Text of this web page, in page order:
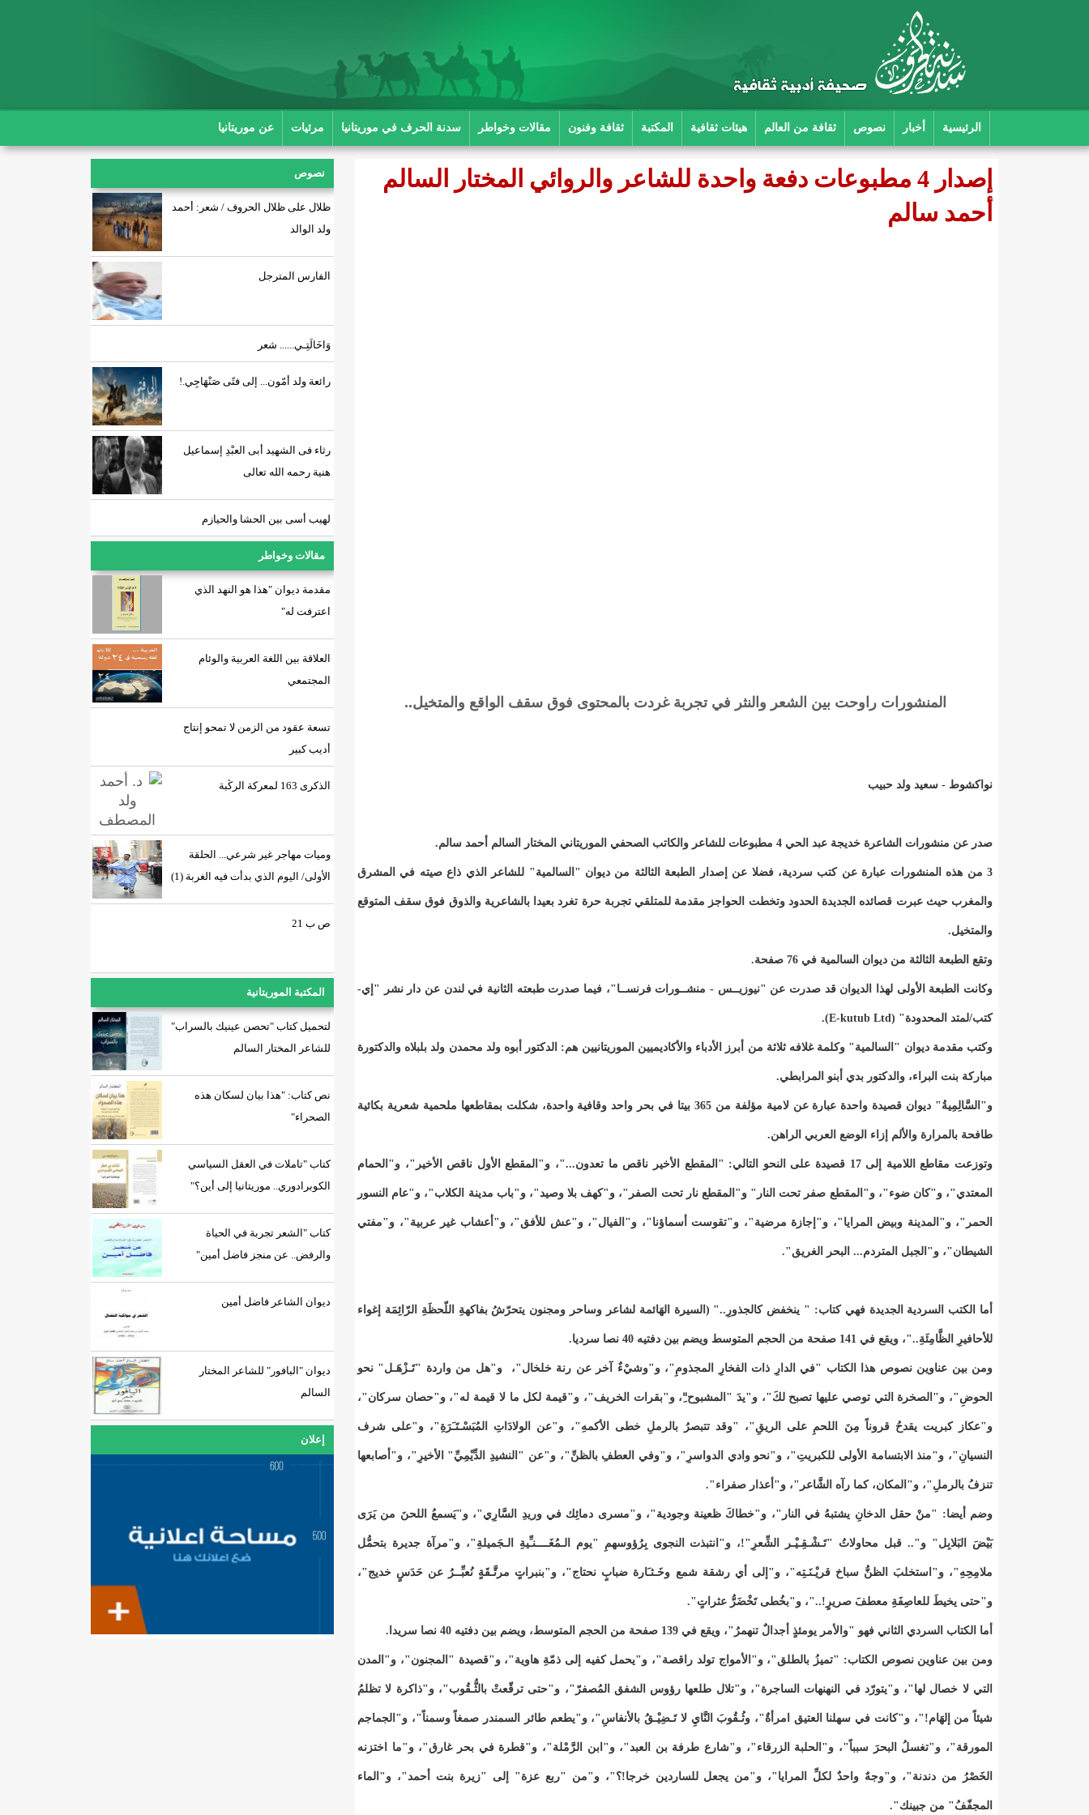
الرئيسية أخبار نصوص ثقافة من العالم هيئات ثقافية المكتبة ثقافة وفنون مقالات وخواطر سدنة الحرف في موريتانيا مرئيات عن موريتانيا
نصوص
ظلال على ظلال الحروف / شعر: أحمد
ولد الوالد
الفارس المترجل
وَاخَالَتِـي...... شعر
رائعة ولد أمّون... إلى فتًى صَنْهَاجِي.!
رثاء فى الشهيد أبى العبْدِ إسماعيل
هنية رحمه الله تعالى
لهيب أسى بين الحشا والحيازم
مقالات وخواطر
مقدمة ديوان "هذا هو النهد الذي
اعترفت له"
العلاقة بين اللغة العربية والوئام
المجتمعي
تسعة عقود من الزمن لا تمحو إنتاج
أديب كبير
الذكرى 163 لمعركة الرڭبة
وميات مهاجر غير شرعي... الحلقة
الأولى/ اليوم الذي بدأت فيه الغربة (1)
ص ب 21
المكتبة الموريتانية
لتحميل كتاب "تحصن عينيك بالسراب"
للشاعر المختار السالم
نص كتاب: "هذا بيان لسكان هذه
الصحراء"
كتاب "تاملات في العقل السياسي
الكوبرادوري.. موريتانيا إلى أين؟"
كتاب "الشعر تجربة في الحياة
والرفض.. عن منجز فاضل أمين"
ديوان الشاعر فاضل أمين
ديوان "البافور" للشاعر المختار
السالم
إعلان
إصدار 4 مطبوعات دفعة واحدة للشاعر والروائي المختار السالم
أحمد سالم
المنشورات راوحت بين الشعر والنثر في تجربة غردت بالمحتوى فوق سقف الواقع والمتخيل..
نواكشوط - سعيد ولد حبيب
صدر عن منشورات الشاعرة خديجة عبد الحي 4 مطبوعات للشاعر والكاتب الصحفي الموريتاني المختار السالم أحمد سالم.
3 من هذه المنشورات عبارة عن كتب سردية، فضلا عن إصدار الطبعة الثالثة من ديوان "السالمية" للشاعر الذي ذاع صيته في المشرق
والمغرب حيث عبرت قصائده الجديدة الحدود وتخطت الحواجز مقدمة للمتلقي تجربة حرة تغرد بعيدا بالشاعرية والذوق فوق سقف المتوقع
والمتخيل.
وتقع الطبعة الثالثة من ديوان السالمية في 76 صفحة.
وكانت الطبعة الأولى لهذا الديوان قد صدرت عن "نيوزيــس - منشــورات فرنســا"، فيما صدرت طبعته الثانية في لندن عن دار نشر "إي-
كتب/لمتد المحدودة" (E-kutub Ltd).
وكتب مقدمة ديوان "السالمية" وكلمة غلافه ثلاثة من أبرز الأدباء والأكاديميين الموريتانيين هم: الدكتور أبوه ولد محمدن ولد بلبلاه والدكتورة
مباركة بنت البراء، والدكتور بدي أبنو المرابطي.
و"السَّالِمِيةُ" ديوان قصيدة واحدة عبارة عن لامية مؤلفة من 365 بيتا في بحر واحد وقافية واحدة، شكلت بمقاطعها ملحمية شعرية بكائية
طافحة بالمرارة والألم إزاء الوضع العربي الراهن.
وتوزعت مقاطع اللامية إلى 17 قصيدة على النحو التالي: "المقطع الأخير ناقص ما تعدون..."، و"المقطع الأول ناقص الأخير"، و"الحمام
المعتدي"، و"كان ضوء"، و"المقطع صفر تحت النار" و"المقطع نار تحت الصفر"، و"كهف بلا وصيد"، و"باب مدينة الكلاب"، و"عام النسور
الحمر"، و"المدينة وبيض المرايا"، و"إجازة مرضية"، و"تقوست أسماؤنا"، و"الفيال"، و"عش للأفق"، و"أعشاب غير عربية"، و"مفتي
الشيطان"، و"الجبل المتردم... البحر الغريق".
أما الكتب السردية الجديدة فهي كتاب: " ينخفض كالجذورِ.." (السيرة الهَائمة لشاعر وساحر ومجنون يتحرّشُ بفاكهةِ اللّحظَةِ الرّائِمَة إغواء
للأحافيرِ الظَّامِئَةِ.."، ويقع في 141 صفحة من الحجم المتوسط ويضم بين دفتيه 40 نصا سرديا.
ومن بين عناوين نصوص هذا الكتاب "في الدارِ ذات الفخارِ المجذومِ"، و"وشيْءٌ آخر عن رنة خلخال"، و"هل من واردة "تَـزْهَـل" نحو
الحوضِ"، و"الصخرة التي توصي عليها تصبح لكَ"، و"يدَ "المشبوح"ِ، و"بقرات الخريف"، و"قيمة لكل ما لا قيمة له"، و"حصان سركان"،
و"عكاز كبريت يقدحُ قروناً مِنَ اللحمِ على الريقِ"، "وقد تتبصرُ بالرملِ خطى الأكمهِ"، و"عن الولادَاتِ المُبَسْـتَـَرَةِ"، و"على شرف
النسيانِ"، و"منذ الابتسامة الأولى للكبريتِ"، و"نحو وادي الدواسرِ"، و"وفي العطفِ بالظنِّ"، و"عن "النشيدِ الدِّيْمِيِّ" الأخيرِ"، و"أصابعها
تنزفُ بالرملِ"، و"المكان، كما رآه الشَّاعر"، و"أعذار صفراء".
وضم أيضا: "منْ حقل الدخانِ يشتبهُ في النار"، و"خطاكَ ظعينة وجودية"، و"مسرى دمائِك في وريدِ السَّارِي"، و"يَسمعُ اللحنَ من يَرَى
بَيْضَ البَلابِل" و".. قبل محاولاتُ "تَـشْـقِـيْـر الشِّعرِ"!، و"انتبذت النجوى بِرُؤوسهمِ "يوم الـمُغَــــنـِّيةِ الـجَميلةِ"، و"مرآة جديرة بتحمُّل
ملامِحِهِ"، و"استخلبَ الظنُّ سباخ قريْـنَـتِه"، و"إلى أي رشقة شمع وخَـثـَارة ضبابٍ نحتاج"، و"بنبراتٍ مرتَّـقَةٍ نُعبِّــرُ عن حَدَسٍ خديج"،
و"حتى يخيطَ للعاصِفَةِ معطفَ صريرٍ!.."، و"بخُطى تَخْضَرُّ عثراتٍ".
أما الكتاب السردي الثاني فهو "والأمر يومئذٍ أجدالٌ تنهمرُ"، ويقع في 139 صفحة من الحجم المتوسط، ويضم بين دفتيه 40 نصا سريدا.
ومن بين عناوين نصوص الكتاب: "تميزُ بالطلق"، و"الأمواج تولد راقصة"، و"يحمل كفيه إلى ذمّةِ هاوية"، و"قصيدة "المجنون"، و"المدن
التي لا خصال لها"، و"يتورّد في النهنهات الساجرة"، و"تلال طلعها رؤوس الشفق المُصفرّ"، و"حتى ترقّعتْ بالثُّـقُوب"، و"ذاكرة لا تظلمُ
شيئاً من إلهَام!"، و"كانت في سهلنا العتيق امرأةٌ"، وثُـقُوبَ النَّايِ لا تَـضِيْـقُ بالأنفاسِ"، و"يطعم طائر السمندر صمغاً وسمناً"، و"الجماجم
المورقة"، و"تغسلُ البحرَ سبباً"، و"الحلبة الزرقاء"، و"شارع طرفة بن العبد"، و"ابن الرَّمْلة"، و"قطرة في بحر غارق"، و"ما اختزنه
الخَصْرُ من دندنة"، و"وجهٌ واحدٌ لكلِّ المرايا"، و"من يجعل للساردين خرجا!؟"، و"من "ربع عزة" إلى "زيرة بنت أحمد"، و"الماء
المجفّفُ" من جبينك".